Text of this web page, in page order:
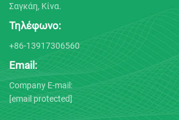
Σαγκάη, Κίνα.
Τηλέφωνο:
+86-13917306560
Email:
Company E-mail:
[email protected]